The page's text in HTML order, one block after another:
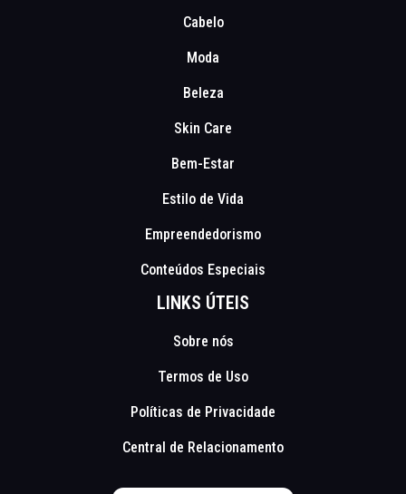
Cabelo
Moda
Beleza
Skin Care
Bem-Estar
Estilo de Vida
Empreendedorismo
Conteúdos Especiais
LINKS ÚTEIS
Sobre nós
Termos de Uso
Políticas de Privacidade
Central de Relacionamento